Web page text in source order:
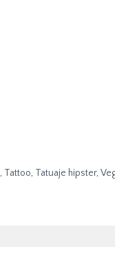
, Tattoo, Tatuaje hipster,